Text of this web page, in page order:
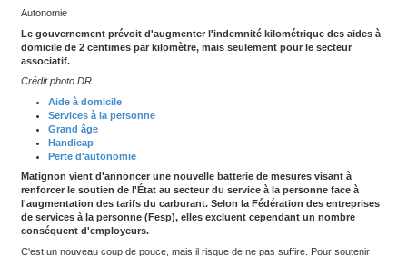
Autonomie
Le gouvernement prévoit d'augmenter l'indemnité
domicile de 2 centimes par kilomètre, mais seulement pour
associatif.